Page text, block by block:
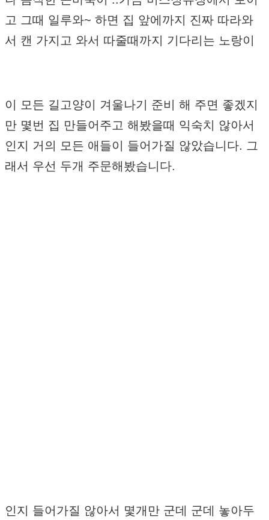
고 그때 일루와~ 하면 집 앞에까지 진짜 따라와
서 캔 가지고 와서 따줄때까지 기다리는 노랑이
이 모든 길고양이 겨울나기 준비 해 주면 좋겠지
만 몇번 집 만들어주고 해봤을때 익숙치 않아서
인지 거의 모든 애들이 들어가질 않았습니다. 그
래서 우선 두개 주문해봤습니다.
인지 들어가질 않아서 몇개만 군데 군데 놓아두